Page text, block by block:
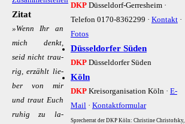
Zitat
»Wenn Ihr an
mich denkt,
seid nicht trau­
rig, er­zählt lie­
ber von mir
und traut Euch
ru­hig zu la­
DKPDüsseldorf-Gerresheim ·
Telefon 0170-8362299 · Kontakt·
Fotos
Düsseldorfer Süden
DKPDüsseldorfer Süden
Köln
DKPKreisorganisation Köln · E-
Mail· Kontaktformular
Sprecherrat der DKP Köln: Christine Christofsky,